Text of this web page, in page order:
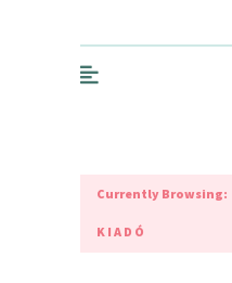
Currently Browsing:
KIADÓ